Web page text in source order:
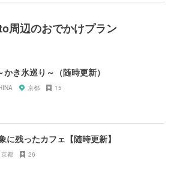
周辺のおでかけプラン
き氷巡り～（随時更新）
京都 15
に残ったカフェ【随時更新】
京都 26